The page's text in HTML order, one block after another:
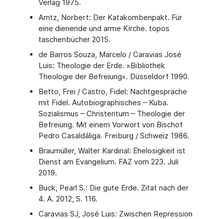
Verlag 1975.
Arntz, Norbert: Der Katakombenpakt. Für
eine dienende und arme Kirche. topos
taschenbücher 2015.
de Barros Souza, Marcelo / Caravias José
Luis: Theologie der Erde. »Bibliothek
Theologie der Befreiung«. Düsseldorf 1990.
Betto, Frei / Castro, Fidel: Nachtgespräche
mit Fidel. Autobiographisches – Kuba.
Sozialismus – Christentum – Theologie der
Befreiung. Mit einem Vorwort von Bischof
Pedro Casaldáliga. Freiburg / Schweiz 1986.
Braumüller, Walter Kardinal: Ehelosigkeit ist
Dienst am Evangelium. FAZ vom 223. Juli
2019.
Buck, Pearl S.: Die gute Erde. Zitat nach der
4. A. 2012, S. 116.
Caravias SJ, José Luis: Zwischen Repression